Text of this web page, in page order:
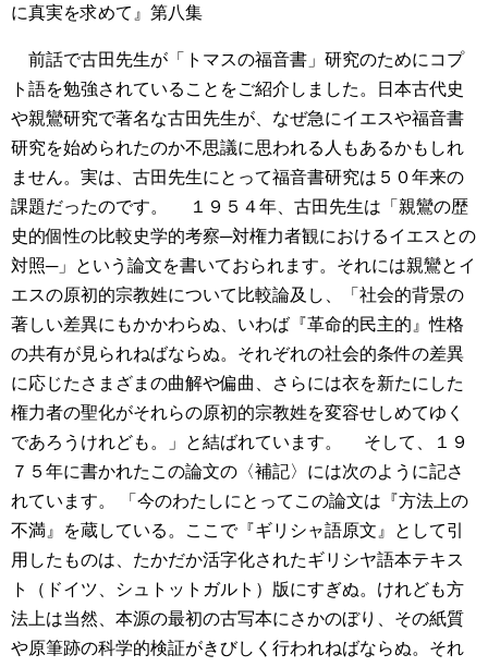
に真実を求めて』第八集
前話で古田先生が「トマスの福音書」研究のためにコプ
ト語を勉強されていることをご紹介しました。日本古代史
や親鸞研究で著名な古田先生が、なぜ急にイエスや福音書
研究を始められたのか不思議に思われる人もあるかもしれ
ません。実は、古田先生にとって福音書研究は５０年来の
課題だったのです。
１９５４年、古田先生は「親鸞の歴
史的個性の比較史学的考察─対権力者観におけるイエスとの
対照─」という論文を書いておられます。それには親鸞とイ
エスの原初的宗教姓について比較論及し、「社会的背景の
著しい差異にもかかわらぬ、いわば『革命的民主的』性格
の共有が見られねばならぬ。それぞれの社会的条件の差異
に応じたさまざまの曲解や偏曲、さらには衣を新たにした
権力者の聖化がそれらの原初的宗教姓を変容せしめてゆく
であろうけれども。」と結ばれています。
そして、１９
７５年に書かれたこの論文の〈補記〉には次のように記さ
れています。
「今のわたしにとってこの論文は『方法上の
不満』を蔵している。ここで『ギリシャ語原文』として引
用したものは、たかだか活字化されたギリシヤ語本テキス
ト（ドイツ、シュトットガルト）版にすぎぬ。けれども方
法上は当然、本源の最初の古写本にさかのぼり、その紙質
や原筆跡の科学的検証がきびしく行われねばならぬ。それ